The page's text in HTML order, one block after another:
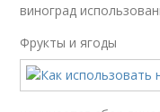
виноград
Фрукты и ягоды